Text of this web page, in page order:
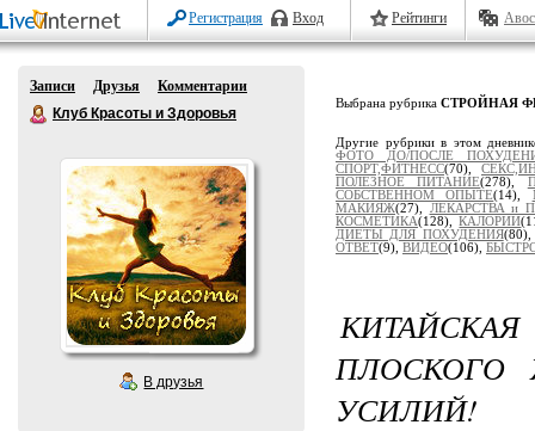
Регистрация Вход Рейтинги
Записи Друзья
Комментарии
Клуб Красоты и Здоровья
В друзья
Выбрана рубрика СТРОЙНАЯ
Другие рубрики в этом
ФОТО ДО/ПОСЛЕ
СПОРТ,ФИТНЕСС(70),
ПОЛЕЗНОЕ ПИТАНИЕ(278),
СОБСТВЕННОМ ОПЫТЕ(14),
МАКИЯЖ(27),
ЛЕКАРСТВА и
КОСМЕТИКА(128),КАЛОРИИ
ДИЕТЫ ДЛЯ ПОХУДЕНИЯ
ОТВЕТ(9), ВИДЕО(106),
ПЛОСКОГО
УСИЛИЙ!